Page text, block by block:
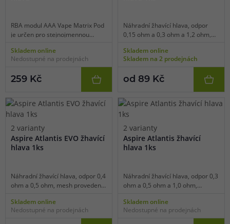
RBA modul AAA Vape Matrix Pod
je určen pro stejnojmennou
použít jako alternativu za tovární
žhavící hlavy pro stejnojmenný
celkem jednu spirálku. Uvnitř
spirálka s odporem 0,4 ohm.
Modul je kompatibilní pouze s
modelem e-cigarety AAA Vape
Matrix Pod Kit.
Skladem online
Nedostupné na prodejnách
259 Kč
Náhradní žhavící hlava, odpor
0,15 ohm a 0,3 ohm a 1,2 ohm,
spirálka, vhodné pro MTL/DL/RDL
vaping, 1ks v balení.
Skladem online
Skladem na 2 prodejnách
od 89 Kč
2 varianty
Aspire Atlantis EVO žhavící
hlava 1ks
Náhradní žhavící hlava, odpor 0,4
ohm a 0,5 ohm, mesh provedení,
balení.
Skladem online
Nedostupné na prodejnách
2 varianty
Aspire Atlantis žhavící
hlava 1ks
Náhradní žhavící hlava, odpor 0,3
ohm a 0,5 ohm a 1,0 ohm,
vaping, 1ks v balení.
Skladem online
Nedostupné na prodejnách